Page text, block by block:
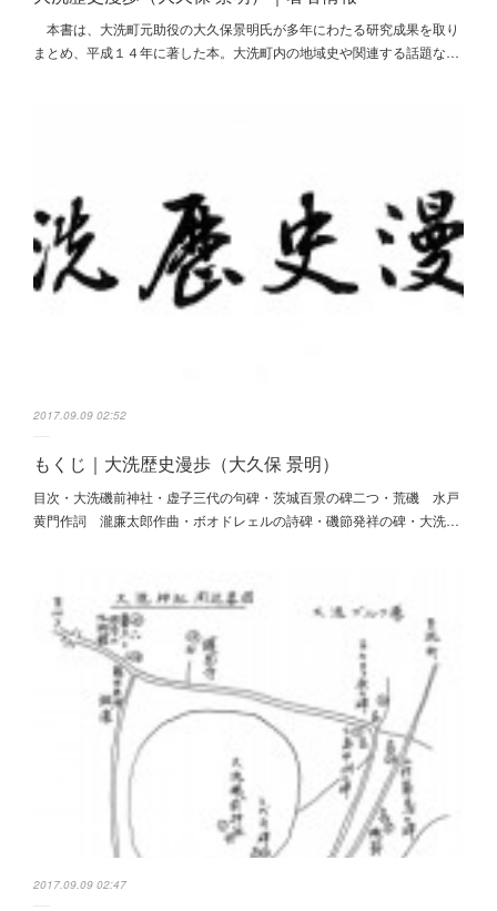
本書は、大洗町元助役の大久保景明氏が多年にわたる研究成果を取り
まとめ、平成１４年に著した本。大洗町内の地域史や関連する話題な…
2017.09.09 02:52
もくじ｜大洗歴史漫歩（大久保 景明）
目次・大洗磯前神社・虚子三代の句碑・茨城百景の碑二つ・荒磯 水戸
黄門作詞 瀧廉太郎作曲・ボオドレェルの詩碑・磯節発祥の碑・大洗…
2017.09.09 02:47